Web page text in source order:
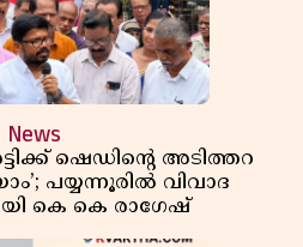
News
ഷെഡിൻ്റെ അടിത്തറ
പയ്യന്നൂരിൽ വിവാദ
കെ കെ രാഗേഷ്